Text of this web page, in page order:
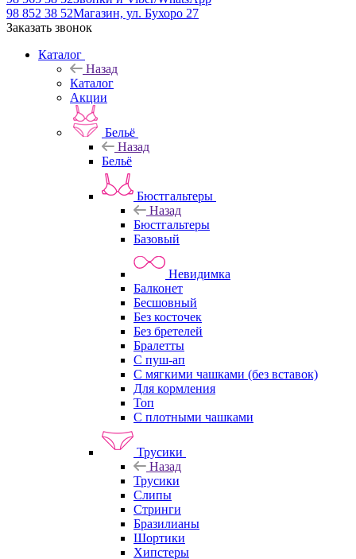
98 852 38 52Магазин, ул. Бухоро 27
Заказать звонок
Каталог
Назад
Каталог
Акции
Бельё
Назад
Бельё
Бюстгальтеры
Назад
Бюстгальтеры
Базовый
Невидимка
Балконет
Бесшовный
Без косточек
Без бретелей
Бралетты
С пуш-ап
С мягкими чашками (без вставок)
Для кормления
Топ
С плотными чашками
Трусики
Назад
Трусики
Слипы
Стринги
Бразилианы
Шортики
Хипстеры